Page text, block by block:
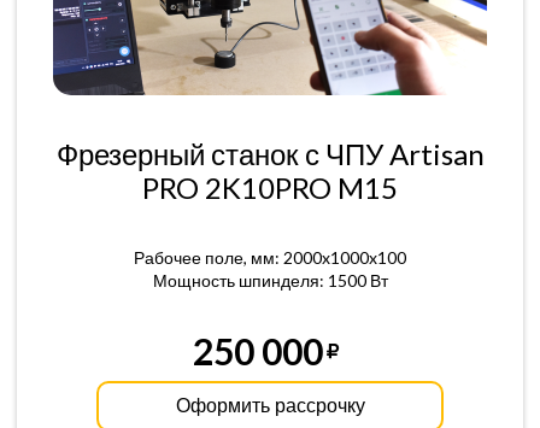
Фрезерный станок с ЧПУ Artisan
PRO 2K10PRO M15
Рабочее поле, мм: 2000x1000x100
Мощность шпинделя: 1500 Вт
250 000
Оформить рассрочку